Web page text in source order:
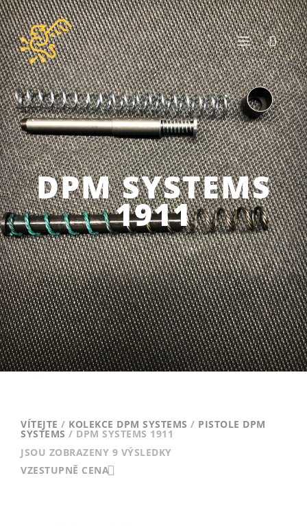
DPM SYSTEMS
1911
VÍTEJTE / KOLEKCE DPM SYSTEMS / PISTOLE DPM
SYSTEMS / DPM SYSTEMS 1911
JSOU ZOBRAZENY 9 VÝSLEDKYSEŘAZENO
VZESTUPNĚ CENA